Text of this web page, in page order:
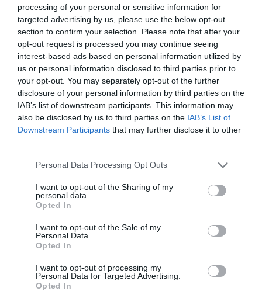
processing of your personal or sensitive information for
targeted advertising by us, please use the below opt-out
section to confirm your selection. Please note that after your
opt-out request is processed you may continue seeing
interest-based ads based on personal information utilized by
us or personal information disclosed to third parties prior to
your opt-out. You may separately opt-out of the further
disclosure of your personal information by third parties on the
IAB’s list of downstream participants. This information may
also be disclosed by us to third parties on the IAB’s List of
Downstream Participants that may further disclose it to other
Personal Data Processing Opt Outs
I want to opt-out of the Sharing of my
personal data.
Opted In
I want to opt-out of the Sale of my
Personal Data.
Opted In
I want to opt-out of processing my
Personal Data for Targeted Advertising.
Opted In